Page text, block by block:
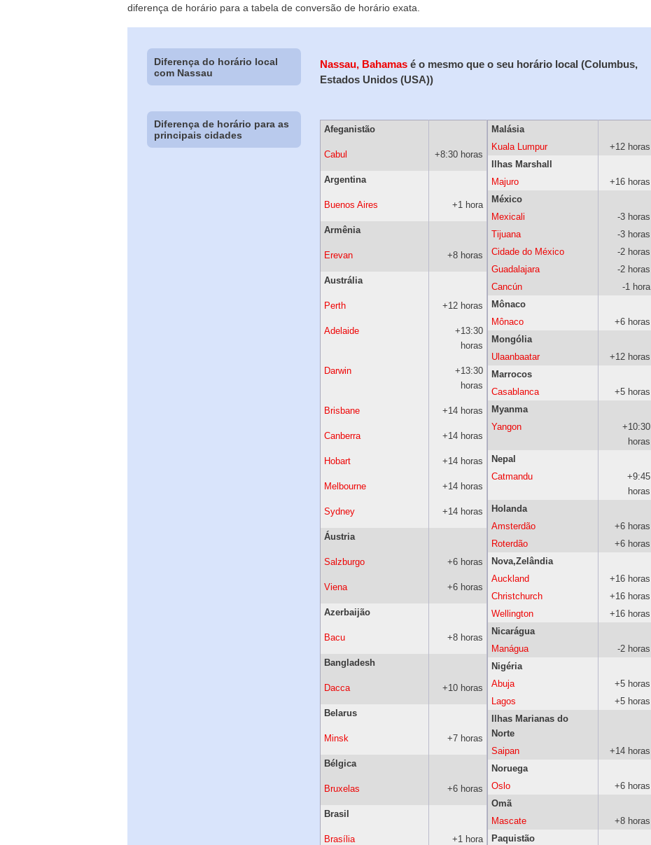
diferença de horário para a tabela de conversão de horário exata.
Diferença do horário local
com Nassau
Nassau, Bahamas é o mesmo que o seu horário local (Columbus,
Estados Unidos (USA))
Diferença de horário para as
principais cidades
Afeganistão
Cabul +8:30 horas
Argentina
Buenos Aires +1 hora
Armênia
Erevan +8 horas
Austrália
Perth +12 horas
Adelaide
+13:30
horas
Darwin
+13:30
horas
Brisbane +14 horas
Canberra +14 horas
Hobart +14 horas
Melbourne +14 horas
Sydney +14 horas
Áustria
Salzburgo +6 horas
Viena +6 horas
Azerbaijão
Bacu +8 horas
Bangladesh
Dacca +10 horas
Belarus
Minsk +7 horas
Bélgica
Bruxelas +6 horas
Brasil
Brasília +1 hora
Malásia
Kuala Lumpur
+12 horas
Ilhas Marshall
Majuro
+16 horas
México
Mexicali
-3 horas
Tijuana
-3 horas
Cidade do México
-2 horas
Guadalajara
-2 horas
Cancún
-1 hora
Mônaco
Mônaco
+6 horas
Mongólia
Ulaanbaatar
+12 horas
Marrocos
Casablanca
+5 horas
Myanma
Yangon
+10:30
horas
Nepal
Catmandu
+9:45
horas
Holanda
Amsterdão
+6 horas
Roterdão
+6 horas
Nova,Zelândia
Auckland
+16 horas
Christchurch
+16 horas
Wellington
+16 horas
Nicarágua
Manágua
-2 horas
Nigéria
Abuja
+5 horas
Lagos
+5 horas
Ilhas Marianas do
Norte
Saipan
+14 horas
Noruega
Oslo
+6 horas
Omã
Mascate
+8 horas
Paquistão